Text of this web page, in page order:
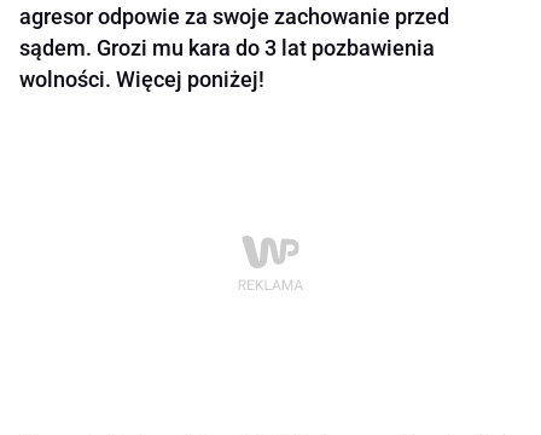
agresor odpowie za swoje zachowanie przed
sądem. Grozi mu kara do 3 lat pozbawienia
wolności. Więcej poniżej!